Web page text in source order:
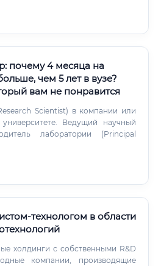
почему 4 месяца на
чем 5 лет в вузе?
вам не понравится
Scientist) в компании или
Ведущий научный
лаборатории (Principal
технологом в области
холдинги с собственными R&D
компании, производящие